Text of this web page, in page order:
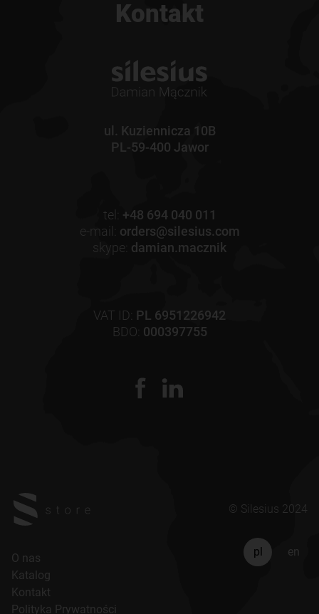
Kontakt
ul. Kuziennicza 10B
PL-59-400 Jawor
tel: +48 694 040 011
e-mail: orders@silesius.com
skype: damian.macznik
VAT ID: PL 6951226942
BDO: 000397755
© Silesius 2024
O nas
Katalog
Kontakt
Polityka Prywatności
pl en